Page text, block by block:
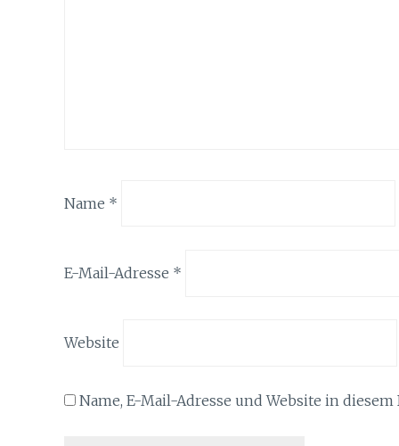
Name *
E-Mail-Adresse *
Website
Name, E-Mail-Adresse und Website in